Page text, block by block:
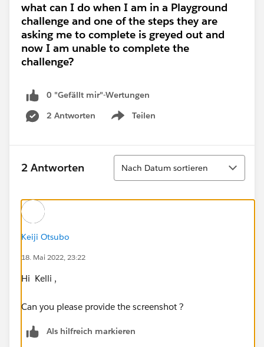
what can I do when I am in a Playground
challenge and one of the steps they are
asking me to complete is greyed out and
now I am unable to complete the
challenge?
0 "Gefällt mir"-Wertungen
2 Antworten
Teilen
Show menu
2 Antworten
Sortieren
Nach Datum sortieren
Keiji Otsubo
18. Mai 2022, 23:22
Hi Kelli ,
Can you please provide the screenshot ?
Als hilfreich markieren